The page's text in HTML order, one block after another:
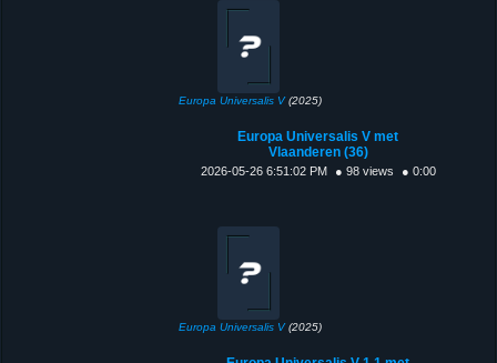
Europa Universalis V(2025)
Europa Universalis V met
Vlaanderen (36)
2026-05-26 6:51:02 PM ● 98 views ● 0:00
Europa Universalis V(2025)